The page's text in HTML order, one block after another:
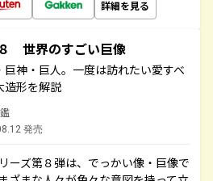
詳細を見る
世界のすごい巨像
巨神・巨人。一度は訪れたい愛すべ
造形を解説
発売
ーズ第８弾は、でっかい像・巨像で